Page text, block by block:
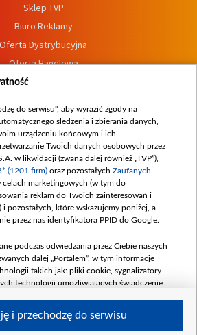
Sklep TVP
Biuro Reklamy
Oferta Dystrybucyjna
Oferta Handlowa
Dostępność
zgłoszeń wewnętrznych
do serwisu", aby wyrazić zgody na
śledzenia i zbierania danych,
urządzeniu końcowym i ich
Twoich danych osobowych przez
w likwidacji (zwaną dalej również „TVP”),
(1201 firm) oraz pozostałych Zaufanych
celach marketingowych (w tym do
reklam do Twoich zainteresowań i
pozostałych, które wskazujemy poniżej, a
przez nas identyfikatora PPID do Google.
podczas odwiedzania przez Ciebie naszych
dalej „Portalem”, w tym informacje
takich jak: pliki cookie, sygnalizatory
technologii umożliwiających świadczenie
i przechodzę do serwisu